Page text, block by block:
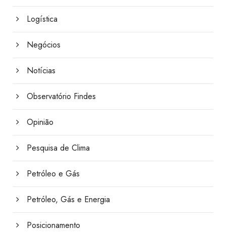
Logística
Negócios
Notícias
Observatório Findes
Opinião
Pesquisa de Clima
Petróleo e Gás
Petróleo, Gás e Energia
Posicionamento